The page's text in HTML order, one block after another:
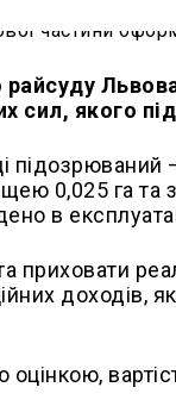
райсуду
сил, якого
0,025 га та
в
приховати
доходів,